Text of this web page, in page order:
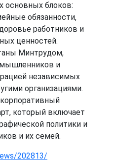
основных блоков:
обязанности,
работников и
ценностей.
Минтрудом,
и
независимых
организациями.
который включает
политики и
и их семей.
202813/